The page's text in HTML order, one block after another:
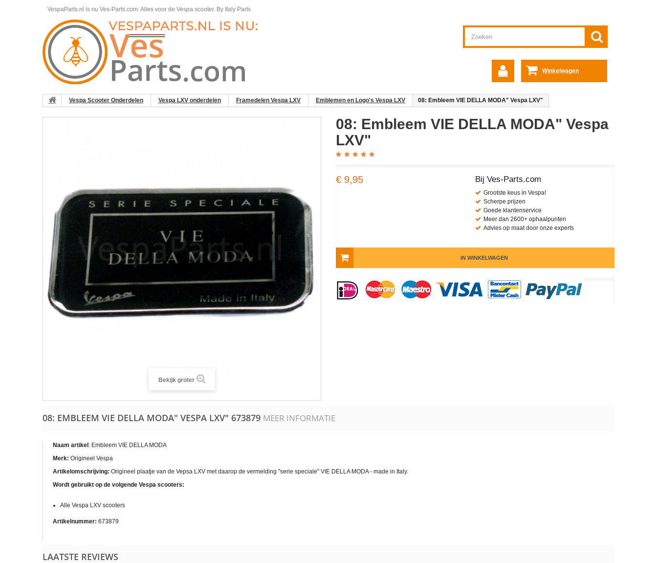
VespaParts.nl is nu Ves-Parts.com: Alles voor de Vespa scooter. By Italy Parts
Winkelwagen
Vespa Scooter Onderdelen Vespa LXV onderdelen Framedelen Vespa LXV Emblemen en Logo's Vespa LXV 08: Embleem VIE DELLA MODA" Vespa LXV"
Bekijk groter
08: Embleem VIE DELLA MODA" Vespa
LXV"
€ 9,95 Bij Ves-Parts.com
Grootste keus in Vespa!
Scherpe prijzen
Goede klantenservice
Meer dan 2600+ ophaalpunten
Advies op maat door onze experts
IN WINKELWAGEN
08: EMBLEEM VIE DELLA MODA" VESPA LXV" 673879 MEER INFORMATIE
Naam artikel : Embleem VIE DELLA MODA
Merk: Origineel Vespa
Artikelomschrijving: Origineel plaatje van de Vepsa LXV met daarop de vermelding "serie speciale" VIE DELLA MODA - made in Italy.
Wordt gebruikt op de volgende Vespa scooters:
Alle Vespa LXV scooters
Artikelnummer: 673879
LAATSTE REVIEWS